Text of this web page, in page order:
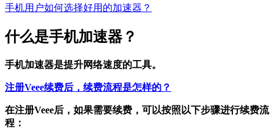
手机用户如何选择好用的加速器？
什么是手机加速器？
手机加速器是提升网络速度的工具。
注册Veee续费后，续费流程是怎样的？
在注册Veee后，如果需要续费，可以按照以下步骤进行续费流
程：